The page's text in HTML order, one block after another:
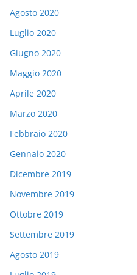
Agosto 2020
Luglio 2020
Giugno 2020
Maggio 2020
Aprile 2020
Marzo 2020
Febbraio 2020
Gennaio 2020
Dicembre 2019
Novembre 2019
Ottobre 2019
Settembre 2019
Agosto 2019